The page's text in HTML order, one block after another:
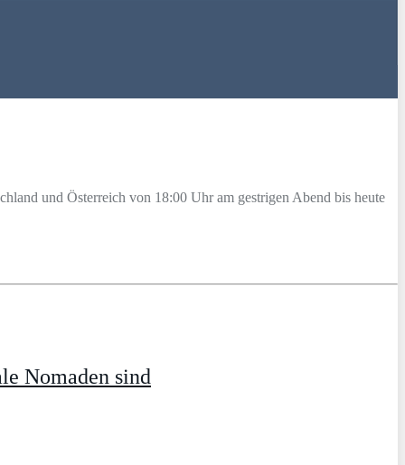
und Österreich von 18:00 Uhr am gestrigen Abend bis heute
Nomaden sind